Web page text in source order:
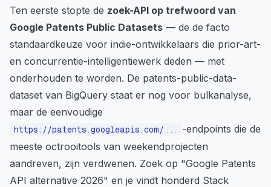
Ten eerste stopte de zoek-API op trefwoord van
Google Patents Public Datasets — de de facto
standaardkeuze voor indie-ontwikkelaars die prior-art-
en concurrentie-intelligentiewerk deden — met
onderhouden te worden. De patents-public-data-
dataset van BigQuery staat er nog voor bulkanalyse,
maar de eenvoudige
https://patents.googleapis.com/...
-endpoints die de
meeste octrooitools van weekendprojecten
aandreven, zijn verdwenen. Zoek op "Google Patents
API alternative 2026" en je vindt honderd Stack